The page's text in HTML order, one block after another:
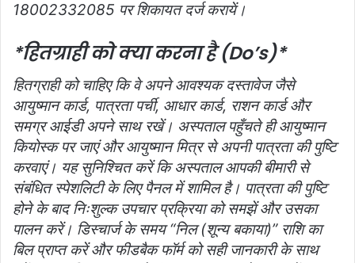
18002332085 पर शिकायत दर्ज करायें।
*हितग्राही को क्या करना है (Do’s)*
हितग्राही को चाहिए कि वे अपने आवश्यक दस्तावेज जैसे
आयुष्मान कार्ड, पात्रता पर्ची, आधार कार्ड, राशन कार्ड और
समग्र आईडी अपने साथ रखें। अस्पताल पहुँचते ही आयुष्मान
कियोस्क पर जाएं और आयुष्मान मित्र से अपनी पात्रता की पुष्टि
करवाएं। यह सुनिश्चित करें कि अस्पताल आपकी बीमारी से
संबंधित स्पेशलिटी के लिए पैनल में शामिल है। पात्रता की पुष्टि
होने के बाद निःशुल्क उपचार प्रक्रिया को समझें और उसका
पालन करें। डिस्चार्ज के समय “निल (शून्य बकाया)” राशि का
बिल प्राप्त करें और फीडबैक फॉर्म को सही जानकारी के साथ